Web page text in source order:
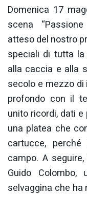
Domenica 17
scena
atteso del nostro
speciali di tutta
alla caccia e alla
secolo e mezzo di
profondo con il
unito ricordi, dati
una platea che
cartucce,
campo. A
Guido
selvaggina che